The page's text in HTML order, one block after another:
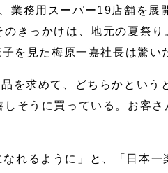
業務用スーパー19店舗を
きっかけは、地元の夏祭
を見た梅原一嘉社長は驚い
を求めて、どちらかという
そうに買っている。お客さ
れるように」と、「日本